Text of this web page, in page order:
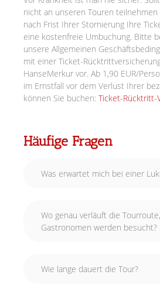
nicht an unseren Touren
nach Frist Ihrer Stornierung Ihre
eine kostenfreie Umbuchung. Bitte
unsere Allgemeinen
mit einer Ticket-
HanseMerkur vor. Ab 1,90 EUR/
im Ernstfall vor dem Verlust Ihrer
können Sie buchen: Ticket-Rücktritt-
Häufige Fragen
Was erwartet mich bei einer
Wo genau verläuft die
Gastronomen werden besucht?
Wie lange dauert die Tour?